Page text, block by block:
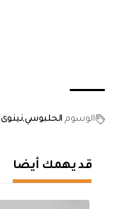
الوسوم الحلبوسينينوى
قد يهمك أيضا